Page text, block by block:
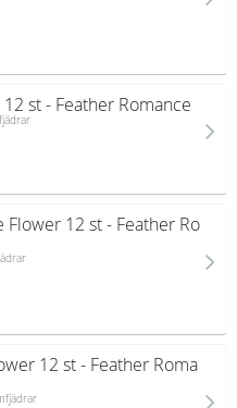
st - Feather Romance
Flower 12 st - Feather Ro
12 st - Feather Roma